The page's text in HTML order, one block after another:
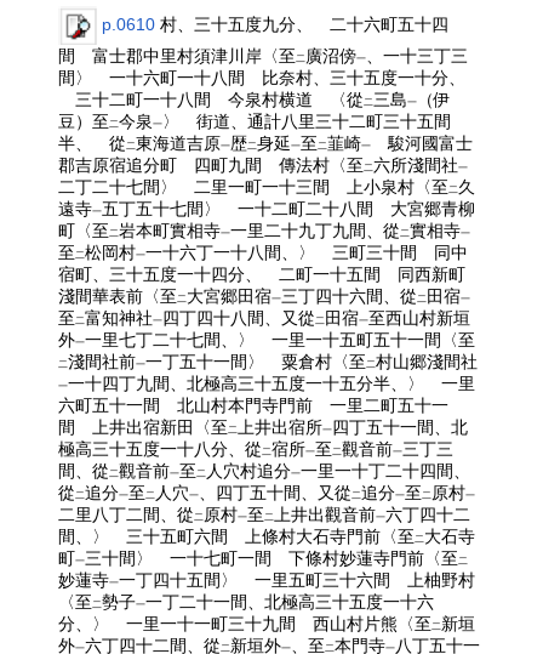
p.0610 村、三十五度九分、 二十六町五十四
間 富士郡中里村須津川岸〈至二廣沼傍一、一十三丁三
間〉 一十六町一十八間 比奈村、三十五度一十分、
三十二町一十八間 今泉村横道 〈從二三島一
（伊
豆）至二今泉一 〉 街道、通計八里三十二町三十五間
半、 從二東海道吉原一歴二身延一至二韮崎一
駿河國富士
郡吉原宿追分町 四町九間 傳法村〈至二六所淺間社一
二丁二十七間〉 二里一町一十三間 上小泉村〈至二久
遠寺一五丁五十七間〉 一十二町二十八間 大宮郷青柳
町〈至二岩本町實相寺一一里二十九丁九間、從二實相寺一
至二松岡村一一十六丁一十八間、〉 三町三十間 同中
宿町、三十五度一十四分、 二町一十五間 同西新町
淺間華表前〈至二大宮郷田宿一三丁四十六間、從二 田宿一
至二富知神社一四丁四十八間、又從二 田宿一至西山村新垣
外一一里七丁二十七間、〉 一里一十五町五十一間〈至
二淺間社前一一丁五十一間〉 粟倉村〈至二村山郷淺間社
一一十四丁九間、北極高三十五度一十五分半、〉 一里
六町五十一間 北山村本門寺門前 一里二町五十一
間 上井出宿新田〈至二上井出宿所一四丁五十一間、北
極高三十五度一十八分、從二宿所一至二觀音前一三丁三
間、從二觀音前一至二 人穴村追分一一里一十丁二十四間、
從二追分一至二 人穴一、四丁五十間、又從二追分一至二原村一
二里八丁二間、從二原村一至二上井出觀音前一六丁四十二
間、〉 三十五町六間 上條村大石寺門前〈至二大石寺
町一三十間〉 一十七町一間 下條村妙蓮寺門前〈至二
妙蓮寺一一丁四十五間〉 一里五町三十六間 上柚野村
〈至二勢子一一丁二十一間、北極高三十五度一十六
分、〉 一里一十一町三十九間 西山村片熊〈至二新垣
外一六丁四十二間、從二新垣外一、至二本門寺一八丁五十一